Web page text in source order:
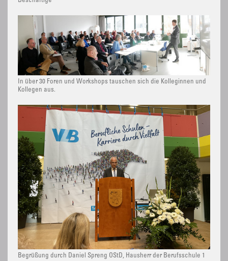
In über 30 Foren und Workshops tauschen sich die Kolleginnen und
Kollegen aus.
Begrüßung durch Daniel Spreng OStD, Hausherr der Berufsschule 1